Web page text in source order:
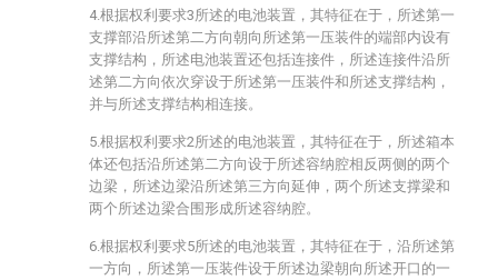
4.根据权利要求3所述的电池装置，其特征在于，所述第一
支撑部沿所述第二方向朝向所述第一压装件的端部内设有
支撑结构，所述电池装置还包括连接件，所述连接件沿所
述第二方向依次穿设于所述第一压装件和所述支撑结构，
并与所述支撑结构相连接。
5.根据权利要求2所述的电池装置，其特征在于，所述箱本
体还包括沿所述第二方向设于所述容纳腔相反两侧的两个
边梁，所述边梁沿所述第三方向延伸，两个所述支撑梁和
两个所述边梁合围形成所述容纳腔。
6.根据权利要求5所述的电池装置，其特征在于，沿所述第
一方向，所述第一压装件设于所述边梁朝向所述开口的一